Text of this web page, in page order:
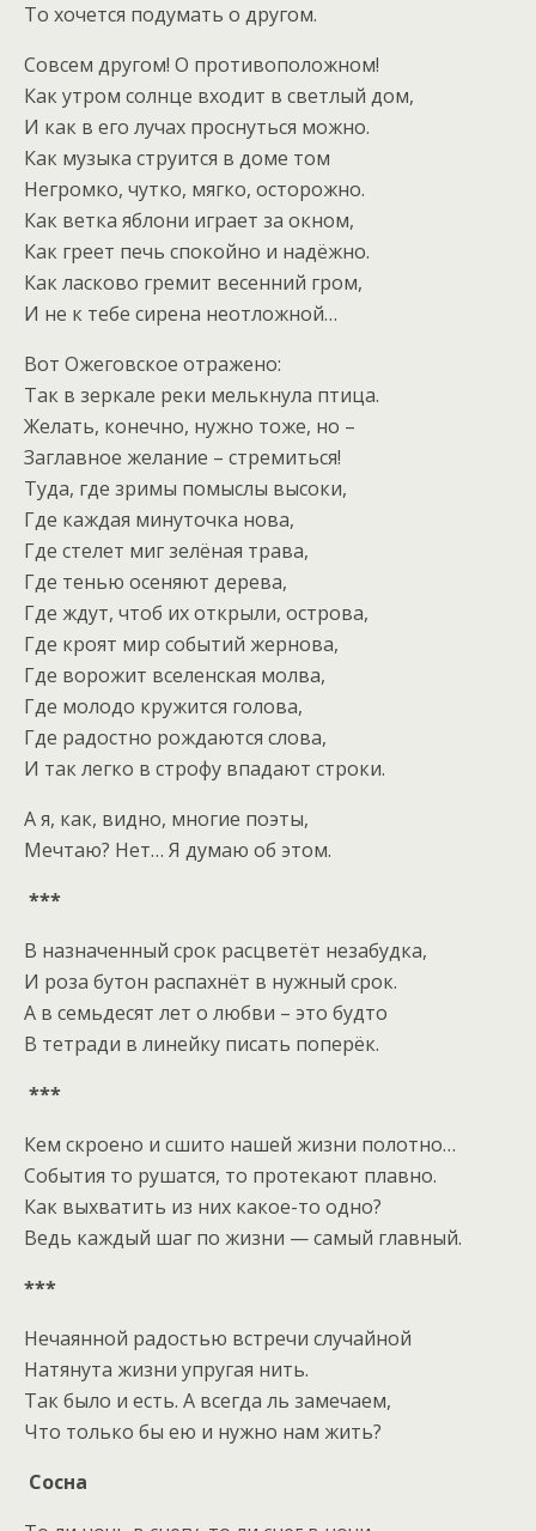
То хочется подумать о другом.
Совсем другом! О противоположном!
Как утром солнце входит в светлый дом,
И как в его лучах проснуться можно.
Как музыка струится в доме том
Негромко, чутко, мягко, осторожно.
Как ветка яблони играет за окном,
Как греет печь спокойно и надёжно.
Как ласково гремит весенний гром,
И не к тебе сирена неотложной…
Вот Ожеговское отражено:
Так в зеркале реки мелькнула птица.
Желать, конечно, нужно тоже, но –
Заглавное желание – стремиться!
Туда, где зримы помыслы высоки,
Где каждая минуточка нова,
Где стелет миг зелёная трава,
Где тенью осеняют дерева,
Где ждут, чтоб их открыли, острова,
Где кроят мир событий жернова,
Где ворожит вселенская молва,
Где молодо кружится голова,
Где радостно рождаются слова,
И так легко в строфу впадают строки.
А я, как, видно, многие поэты,
Мечтаю? Нет… Я думаю об этом.
***
В назначенный срок расцветёт незабудка,
И роза бутон распахнёт в нужный срок.
А в семьдесят лет о любви – это будто
В тетради в линейку писать поперёк.
***
Кем скроено и сшито нашей жизни полотно…
События то рушатся, то протекают плавно.
Как выхватить из них какое-то одно?
Ведь каждый шаг по жизни — самый главный.
***
Нечаянной радостью встречи случайной
Натянута жизни упругая нить.
Так было и есть. А всегда ль замечаем,
Что только бы ею и нужно нам жить?
Сосна